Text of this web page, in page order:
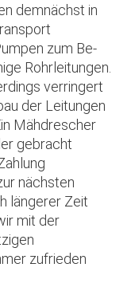
demnächst in
zum Be-
Rohrleitungen.
verringert
der Leitungen
Mähdrescher
gebracht
nächsten
längerer Zeit
mit der
zufrieden